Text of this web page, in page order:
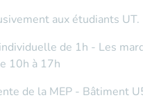
aux étudiants UT.
de 1h - Les
10h à 17h
de la MEP - Bâtiment